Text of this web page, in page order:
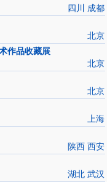
四川 成都
北京
作品收藏展
北京
北京
上海
陕西 西安
湖北 武汉